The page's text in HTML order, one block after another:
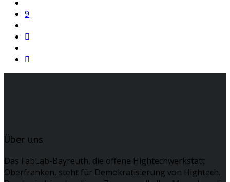
9
Über uns
Das FabLab-Bayreuth, die offene Hightechwerkstatt
Oberfranken, steht für Demokratisierung von Hightech.